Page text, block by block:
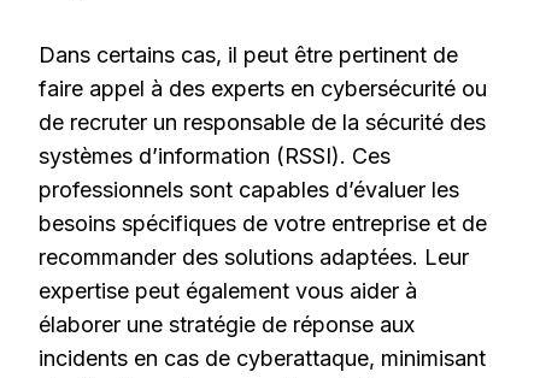
Dans certains cas, il peut être pertinent de
faire appel à des experts en cybersécurité ou
de recruter un responsable de la sécurité des
systèmes d’information (RSSI). Ces
professionnels sont capables d’évaluer les
besoins spécifiques de votre entreprise et de
recommander des solutions adaptées. Leur
expertise peut également vous aider à
élaborer une stratégie de réponse aux
incidents en cas de cyberattaque, minimisant